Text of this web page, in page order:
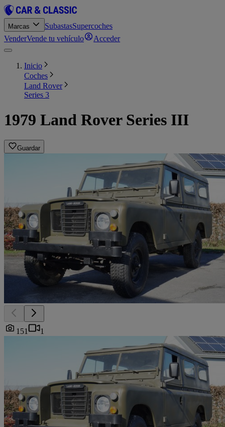
Marcas SubastasSupercoches
VenderVende tu vehículo Acceder
Inicio
Coches
Land Rover
Series 3
1979 Land Rover Series III
Guardar
151 1